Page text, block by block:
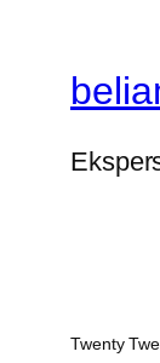
Twenty